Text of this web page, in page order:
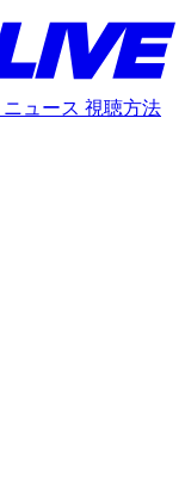
ニュース 視聴方法